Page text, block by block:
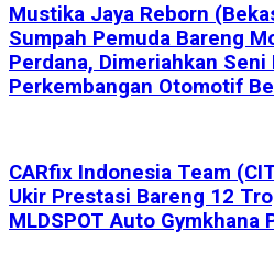
Mustika Jaya Reborn
Sumpah Pemuda Bareng
Perdana, Dimeriahkan
Perkembangan Otomotif
CARfix Indonesia Team
Ukir Prestasi Bareng 12
MLDSPOT Auto Gymkhana